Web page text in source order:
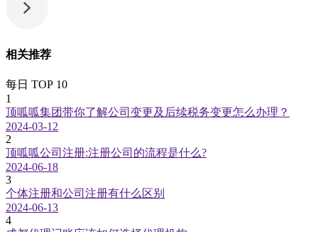
相关推荐
每日 TOP 10
1
顶呱呱集团带你了解公司变更及后续税务变更怎么办理？
2024-03-12
2
顶呱呱公司注册:注册公司的流程是什么?
2024-06-18
3
个体注册和公司注册有什么区别
2024-06-13
4